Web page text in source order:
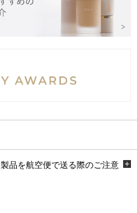
製品を航空便で送る際のご注意